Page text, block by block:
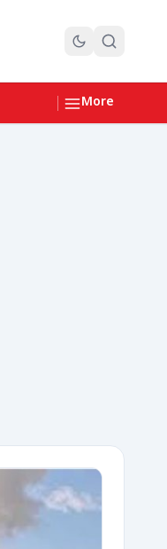
More